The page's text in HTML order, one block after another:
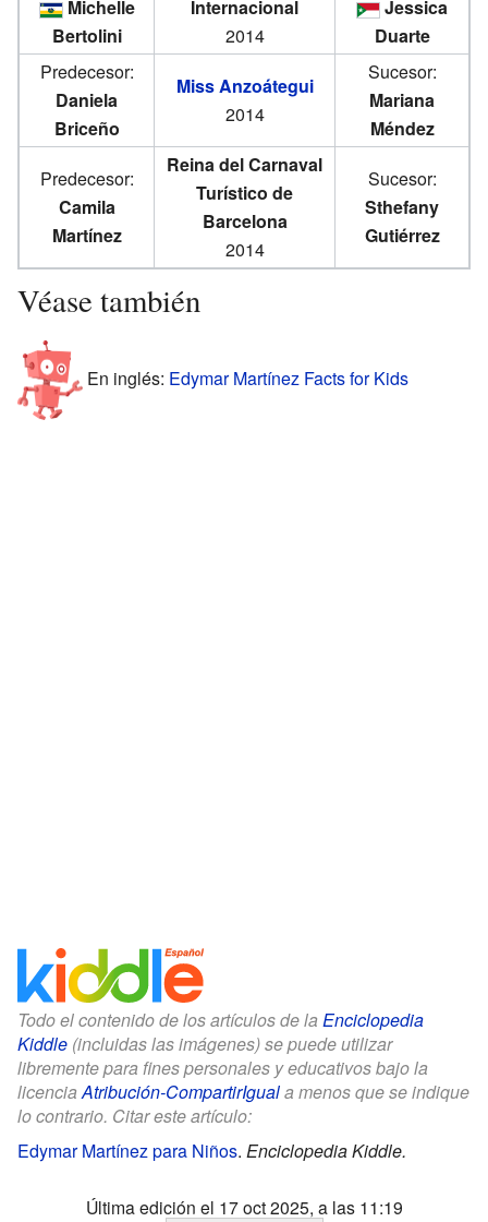
Michelle
Bertolini
Internacional
2014
Jessica
Duarte
Predecesor:
Daniela
Briceño
Miss Anzoátegui
2014
Sucesor:
Mariana
Méndez
Predecesor:
Camila
Martínez
Reina del Carnaval
Turístico de
Barcelona
2014
Sucesor:
Sthefany
Gutiérrez
Véase también
En inglés: Edymar Martínez Facts for Kids
Todo el contenido de los artículos de la Enciclopedia
Kiddle (incluidas las imágenes) se puede utilizar
libremente para fines personales y educativos bajo la
licenciaAtribución-CompartirIguala menos que se indique
lo contrario. Citar este artículo:
Edymar Martínez para Niños. Enciclopedia Kiddle.
Última edición el 17 oct 2025, a las 11:19